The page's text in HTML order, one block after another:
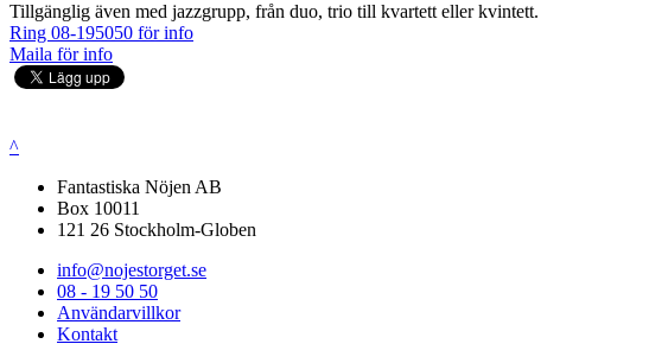
Tillgänglig även med jazzgrupp, från duo, trio till kvartett eller kvintett.
Ring 08-195050 för info
Maila för info
^
Fantastiska Nöjen AB
Box 10011
121 26 Stockholm-Globen
info@nojestorget.se
08 - 19 50 50
Användarvillkor
Kontakt